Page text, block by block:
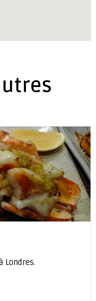
Londres.